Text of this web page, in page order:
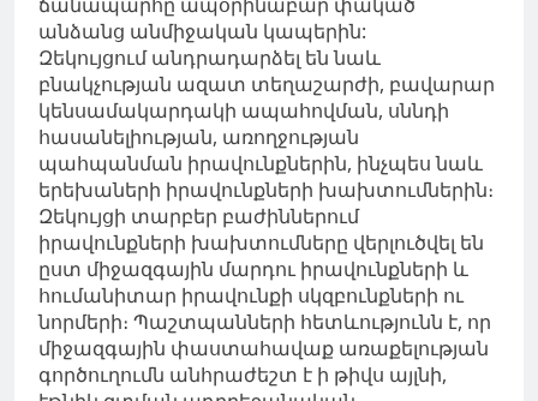
անձանց անմիջական կապերին:
Զեկույցում անդրադարձել են նաև
բնակչության ազատ տեղաշարժի, բավարար
կենսամակարդակի ապահովման, սննդի
հասանելիության, առողջության
պահպանման իրավունքներին, ինչպես նաև
երեխաների իրավունքների խախտումներին։
Զեկույցի տարբեր բաժիններում
իրավունքների խախտումները վերլուծվել են
ըստ միջազգային մարդու իրավունքների և
հումանիտար իրավունքի սկզբունքների ու
նորմերի։ Պաշտպանների հետևությունն է, որ
միջազգային փաստահավաք առաքելության
գործուղումն անհրաժեշտ է ի թիվս այլնի,